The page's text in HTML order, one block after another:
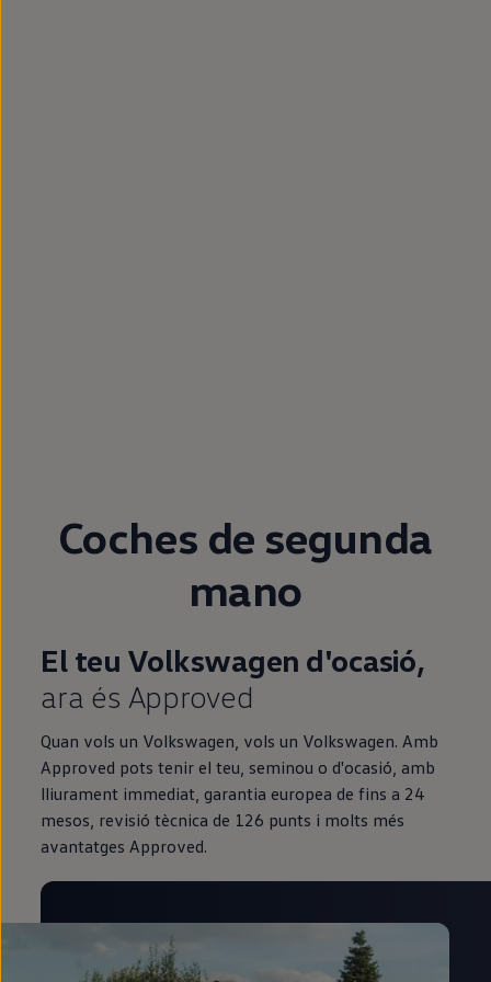
Coches de segunda
mano
El teu Volkswagen d'ocasió,
ara és Approved
Quan vols un Volkswagen, vols un Volkswagen. Amb
Approved pots tenir el teu, seminou o d'ocasió, amb
lliurament immediat, garantia europea de fins a 24
mesos, revisió tècnica de 126 punts i molts més
avantatges Approved.